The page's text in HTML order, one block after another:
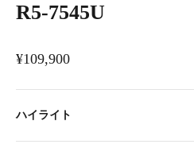
R5-7545U
セール価格
¥109,900
ハイライト